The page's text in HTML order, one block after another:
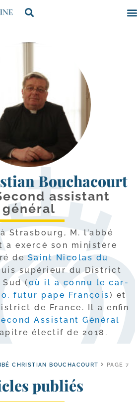
Bouchacourt
assistant
général
Strasbourg, M. l’ab­bé
a exer­cé son minis­tère
deSaint Nicolas du
supé­rieur du District
Sud ( où il a connu le car­
futur pape François) et
de France. Il a enfin
Assistant Général
élec­tif de 2018.
CHRISTIAN BOUCHACOURT PAGE 7
publiés